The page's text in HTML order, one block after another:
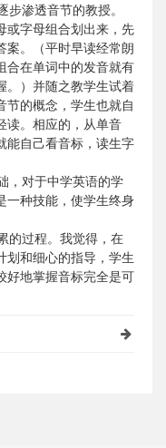
渗透音节的教授。
或字母组合划出来，先
案。（平时早读经常朗
合在单词中的发音就有
。）并随之教学生试着
节的概念，学生也就自
读。相应的，从单音
能自己看音标，读生字
，对于中学英语的学
一种技能，使学生终身
的过程。我觉得，在
划和细心的指导，学生
好地掌握音标完全是可